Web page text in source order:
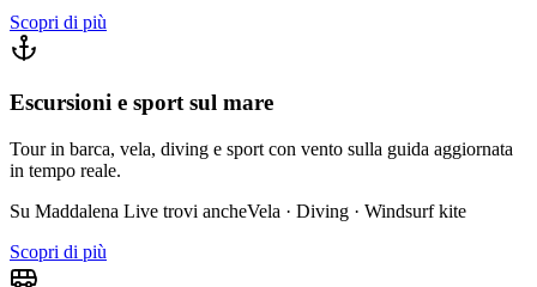
Scopri di più
Escursioni e sport sul mare
Tour in barca, vela, diving e sport con vento sulla guida aggiornata
in tempo reale.
Su Maddalena Live trovi ancheVela · Diving · Windsurf kite
Scopri di più